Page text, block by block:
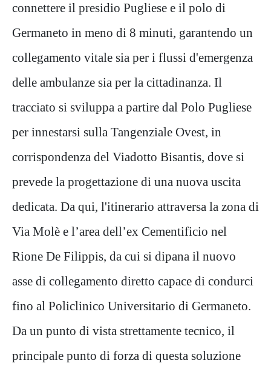
connettere il presidio Pugliese e il polo di
Germaneto in meno di 8 minuti, garantendo un
collegamento vitale sia per i flussi d'emergenza
delle ambulanze sia per la cittadinanza. Il
tracciato si sviluppa a partire dal Polo Pugliese
per innestarsi sulla Tangenziale Ovest, in
corrispondenza del Viadotto Bisantis, dove si
prevede la progettazione di una nuova uscita
dedicata. Da qui, l'itinerario attraversa la zona di
Via Molè e l’area dell’ex Cementificio nel
Rione De Filippis, da cui si dipana il nuovo
asse di collegamento diretto capace di condurci
fino al Policlinico Universitario di Germaneto.
Da un punto di vista strettamente tecnico, il
principale punto di forza di questa soluzione